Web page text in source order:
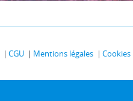
CGU Mentions légales Cookies